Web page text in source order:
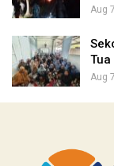
Aug
Aug